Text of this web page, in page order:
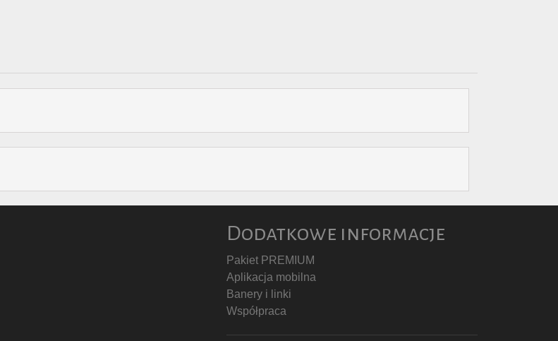
Dodatkowe informacje
Pakiet PREMIUM
Aplikacja mobilna
Banery i linki
Współpraca